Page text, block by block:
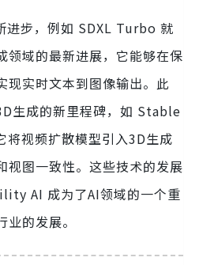
步，例如 SDXL Turbo 就
领域的最新进展，它能够在保
现实时文本到图像输出。此
生成的新里程碑，如 Stable
视频扩散模型引入3D生成
视图一致性。这些技术的发展
AI 成为了AI领域的一个重
的发展。